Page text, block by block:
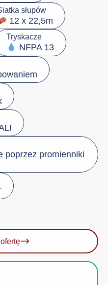
słupów
12 x 22,5m
Tryskacze
NFPA 13
poprzez promienniki